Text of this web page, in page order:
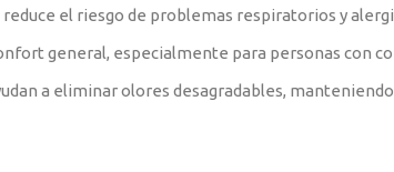
el riesgo de problemas respiratorios y
general, especialmente para personas con
a eliminar olores desagradables,